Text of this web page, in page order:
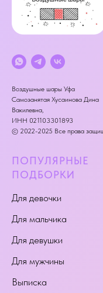
Воздушные шары Уфа
Самозанятая Хусаинова Дина
Вакилевна,
ИНН 021103301893
© 2022-2025 Все права
ПОПУЛЯРНЫЕ
ПОДБОРКИ
Для девочки
Для мальчика
Для девушки
Для мужчины
Выписка